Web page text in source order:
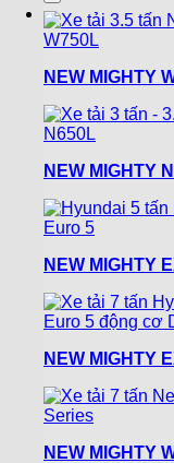
NEW MIGHTY
NEW MIGHTY
NEW MIGHTY
NEW MIGHTY
NEW MIGHTY